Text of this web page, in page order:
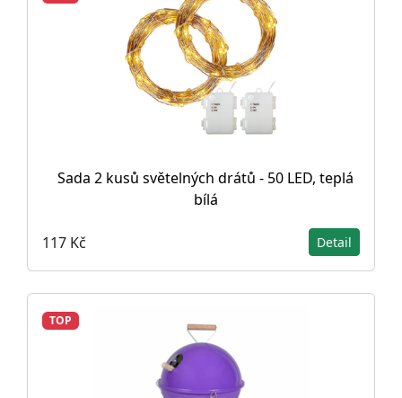
Sada 2 kusů světelných drátů - 50 LED, teplá
bílá
117 Kč Detail
TOP